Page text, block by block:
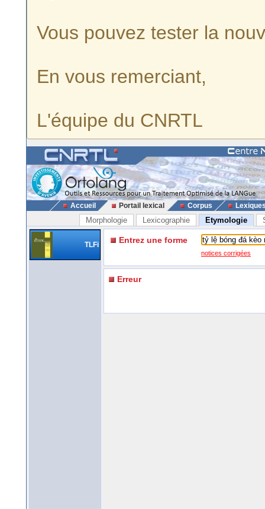
Vous pouvez tester la
En vous remerciant,
L'équipe du CNRTL
Accueil Portail lexical Corpus
Morphologie Lexicographie Etymologie
TLFi Entrez une forme
notices corrigées
Erreur